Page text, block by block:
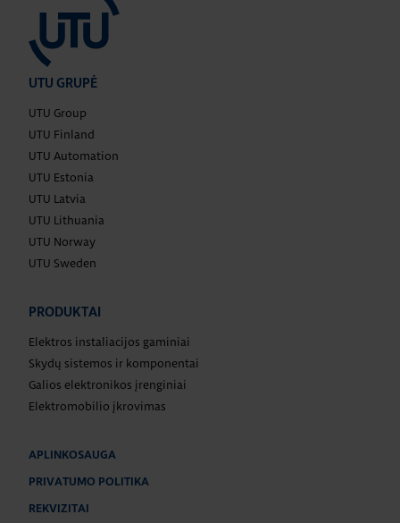
UTU GRUPĖ
UTU Group
UTU Finland
UTU Automation
UTU Estonia
UTU Latvia
UTU Lithuania
UTU Norway
UTU Sweden
PRODUKTAI
Elektros instaliacijos gaminiai
Skydų sistemos ir komponentai
Galios elektronikos įrenginiai
Elektromobilio įkrovimas
APLINKOSAUGA
PRIVATUMO POLITIKA
REKVIZITAI